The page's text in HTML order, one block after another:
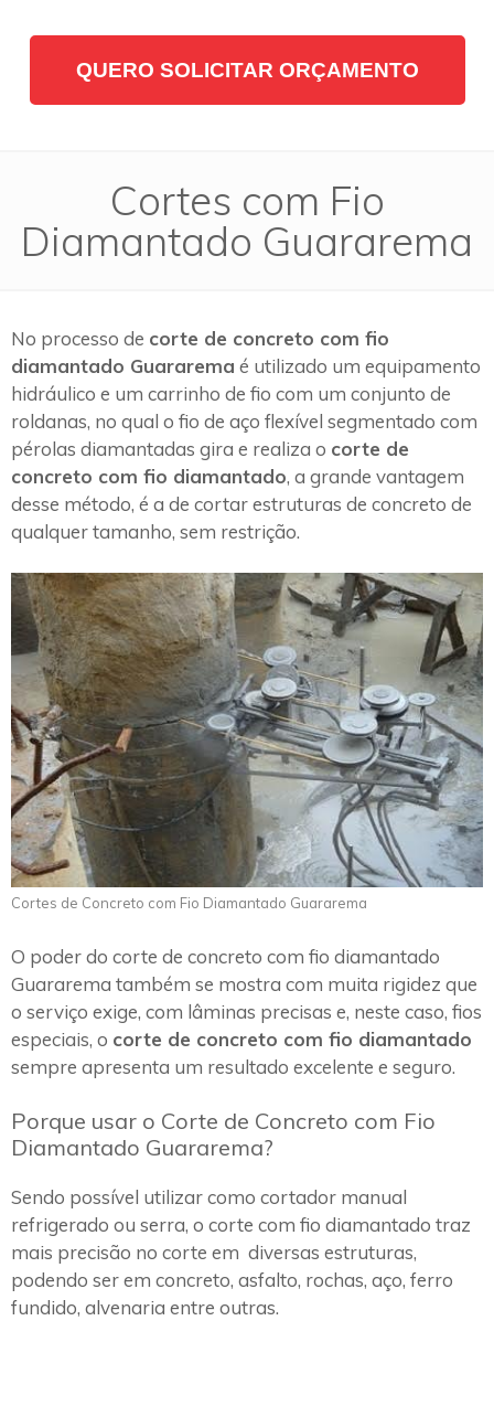
QUERO SOLICITAR ORÇAMENTO
Cortes com Fio
Diamantado Guararema
No processo de corte de concreto com fio
diamantado Guararema é utilizado um equipamento
hidráulico e um carrinho de fio com um conjunto de
roldanas, no qual o fio de aço flexível segmentado com
pérolas diamantadas gira e realiza o corte de
concreto com fio diamantado, a grande vantagem
desse método, é a de cortar estruturas de concreto de
qualquer tamanho, sem restrição.
Cortes de Concreto com Fio Diamantado Guararema
O poder do corte de concreto com fio diamantado
Guararema também se mostra com muita rigidez que
o serviço exige, com lâminas precisas e, neste caso, fios
especiais, o corte de concreto com fio diamantado
sempre apresenta um resultado excelente e seguro.
Porque usar o Corte de Concreto com Fio
Diamantado Guararema?
Sendo possível utilizar como cortador manual
refrigerado ou serra, o corte com fio diamantado traz
mais precisão no corte em diversas estruturas,
podendo ser em concreto, asfalto, rochas, aço, ferro
fundido, alvenaria entre outras.